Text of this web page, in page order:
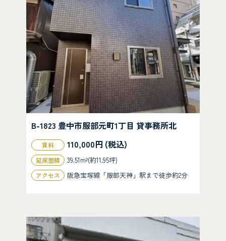
B-1823 豊中市服部元町1丁目 貸事務所北
賃料 110,000円 (税込)
延床面積 39.51m²(約11.95坪)
アクセス 阪急宝塚線「服部天神」駅まで徒歩約2分